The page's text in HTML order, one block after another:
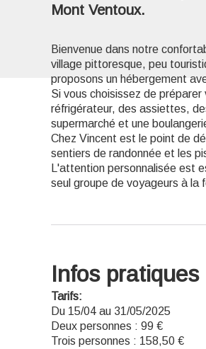
Mont Ventoux.
Bienvenue dans notre
village pittoresque, peu
proposons un hébergement
Si vous choisissez de
réfrigérateur, des assiettes,
supermarché et une
Chez Vincent est le point de
sentiers de randonnée et les
L'attention personnalisée est
seul groupe de voyageurs à la
Infos pratiques
Tarifs:
Du 15/04 au 31/05/2025
Deux personnes : 99 €
Trois personnes : 158,50 €